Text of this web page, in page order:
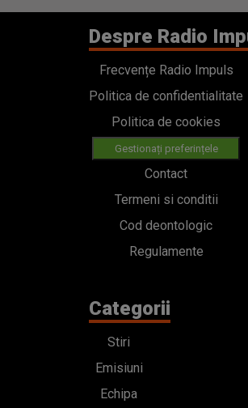
Despre Radio
Frecvențe Radio Impuls
Politica de confidentialitate
Politica de cookies
Gestionați preferințele
Contact
Termeni si conditii
Cod deontologic
Regulamente
Categorii
Stiri
Emisiuni
Echipa